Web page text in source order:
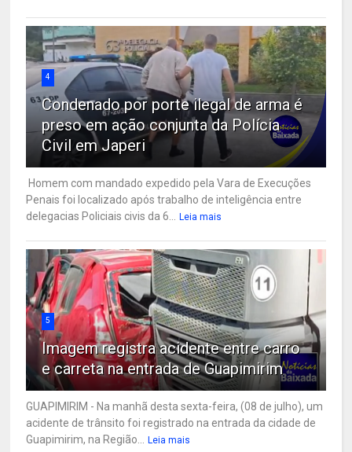
4
Condenado por porte ilegal de arma é
preso em ação conjunta da Polícia
Civil em Japeri
Homem com mandado expedido pela Vara de Execuções
Penais foi localizado após trabalho de inteligência entre
delegacias Policiais civis da 6...
Leia mais
5
Imagem registra acidente entre carro
e carreta na entrada de Guapimirim
GUAPIMIRIM - Na manhã desta sexta-feira, (08 de julho), um
acidente de trânsito foi registrado na entrada da cidade de
Guapimirim, na Região...
Leia mais